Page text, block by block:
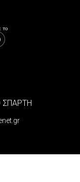
ΤΟ
ΣΠΑΡΤΗ